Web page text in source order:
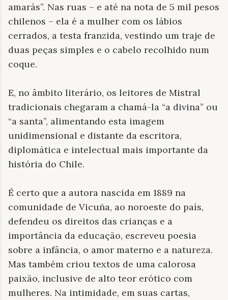
amarás”. Nas ruas – e até na nota de 5 mil pesos
chilenos – ela é a mulher com os lábios
cerrados, a testa franzida, vestindo um traje de
duas peças simples e o cabelo recolhido num
coque.
E, no âmbito literário, os leitores de Mistral
tradicionais chegaram a chamá-la “a divina” ou
“a santa”, alimentando esta imagem
unidimensional e distante da escritora,
diplomática e intelectual mais importante da
história do Chile.
É certo que a autora nascida em 1889 na
comunidade de Vicuña, ao noroeste do país,
defendeu os direitos das crianças e a
importância da educação, escreveu poesia
sobre a infância, o amor materno e a natureza.
Mas também criou textos de uma calorosa
paixão, inclusive de alto teor erótico com
mulheres. Na intimidade, em suas cartas,